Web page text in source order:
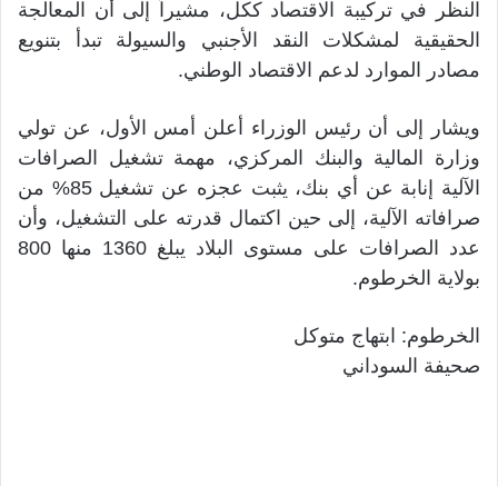
النظر في تركيبة الاقتصاد ككل، مشيراً إلى أن المعالجة
الحقيقية لمشكلات النقد الأجنبي والسيولة تبدأ بتنويع
مصادر الموارد لدعم الاقتصاد الوطني.
ويشار إلى أن رئيس الوزراء أعلن أمس الأول، عن تولي
وزارة المالية والبنك المركزي، مهمة تشغيل الصرافات
الآلية إنابة عن أي بنك، يثبت عجزه عن تشغيل 85% من
صرافاته الآلية، إلى حين اكتمال قدرته على التشغيل، وأن
عدد الصرافات على مستوى البلاد يبلغ 1360 منها 800
بولاية الخرطوم.
الخرطوم: ابتهاج متوكل
صحيفة السوداني